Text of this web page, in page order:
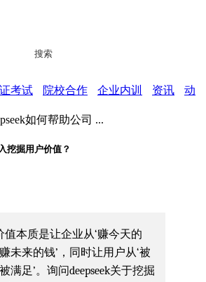
搜索
考试 院校合作 企业内训 资讯
动
如何帮助公司 ...
挖掘用户价值？
值本质是让企业从‘赚今天的
未来的钱’，同时让用户从‘被
满足’。询问deepseek关于挖掘